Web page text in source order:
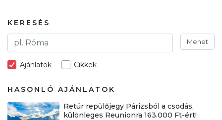
KERESÉS
Mehet
Ajánlatok Cikkek
HASONLÓ AJÁNLATOK
Retúr repülőjegy Párizsból a csodás,
különleges Reunionra 163.000 Ft-ért!